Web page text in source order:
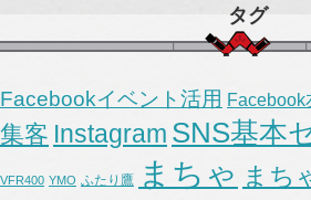
タグ
Facebookイベント活用 Facebook
集客 Instagram SNS基本
VFR400 YMO ふたり鷹 まちゃ まち